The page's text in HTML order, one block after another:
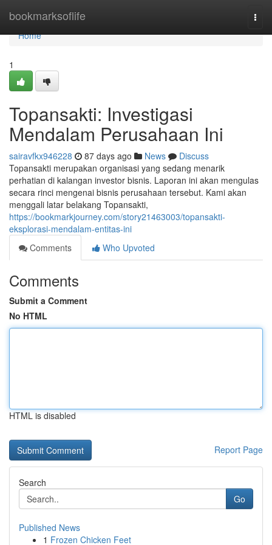
bookmarksoflife
Home
Home
1
Topansakti: Investigasi
Mendalam Perusahaan Ini
sairavfkx946228 87 days ago News
Discuss
Topansakti merupakan organisasi yang sedang menarik
perhatian di kalangan investor bisnis. Laporan ini akan mengulas
secara rinci mengenai bisnis perusahaan tersebut. Kami akan
menggali latar belakang Topansakti,
https://bookmarkjourney.com/story21463003/topansakti-
eksplorasi-mendalam-entitas-ini
Comments
Who Upvoted
Comments
Submit a Comment
No HTML
HTML is disabled
Report Page
Search
Go
Published News
1 Frozen Chicken Feet